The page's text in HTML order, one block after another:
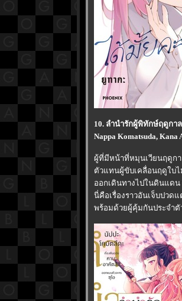
10. ลำนำรักผู้พิทักษ์ฤดูกาล
Nappa Komatsuda, Kana
ผู้ที่มีหน้าที่หมุนเวียนฤดูก
ตัวแทนผู้ขับเคลื่อนฤดูใบไ
ออกเดินทางไปในดินแดน
นี่คือเรื่องราวอันเจ็บปวด
พร้อมด้วยผู้คุ้มกันประจำตั